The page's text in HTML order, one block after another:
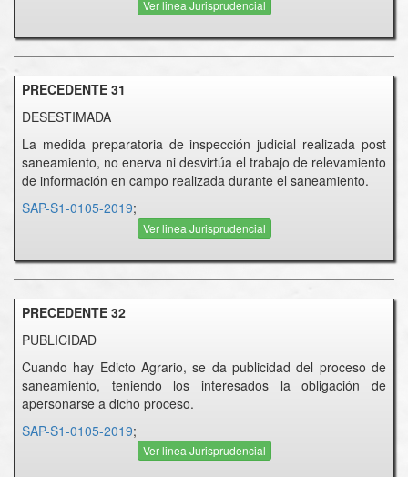
Ver linea Jurisprudencial
PRECEDENTE 31
DESESTIMADA
La medida preparatoria de inspección judicial realizada post
saneamiento, no enerva ni desvirtúa el trabajo de relevamiento
de información en campo realizada durante el saneamiento.
SAP-S1-0105-2019;
Ver linea Jurisprudencial
PRECEDENTE 32
PUBLICIDAD
Cuando hay Edicto Agrario, se da publicidad del proceso de
saneamiento, teniendo los interesados la obligación de
apersonarse a dicho proceso.
SAP-S1-0105-2019;
Ver linea Jurisprudencial